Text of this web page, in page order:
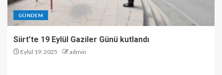
GÜNDEM
Siirt’te 19 Eylül Gaziler Günü kutlandı
Eylül 19, 2025 admin